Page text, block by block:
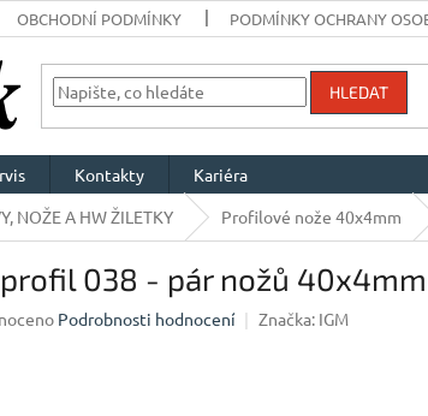
OBCHODNÍ PODMÍNKY PODMÍNKY OCHRANY
HLEDAT
Kontakty
Kariéra
NOŽE A HW ŽILETKY Profilové nože 40x4mm
profil 038 - pár nožů 40x4mm
Podrobnosti hodnocení Značka: IGM